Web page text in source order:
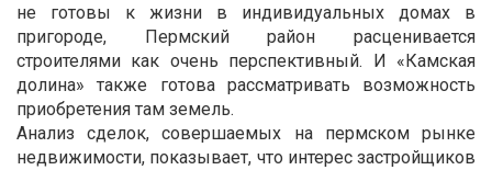
не готовы к жизни в индивидуальных домах в
пригороде, Пермский район расценивается
строителями как очень перспективный. И «Камская
долина» также готова рассматривать возможность
приобретения там земель.
Анализ сделок, совершаемых на пермском рынке
недвижимости, показывает, что интерес застройщиков